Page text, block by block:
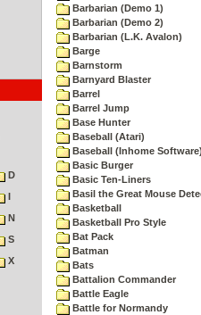
D
I
N
S
X
Barbarian (Demo 1)
Barbarian (Demo 2)
Barbarian (L.K. Avalon)
Barge
Barnstorm
Barnyard Blaster
Barrel
Barrel Jump
Base Hunter
Baseball (Atari)
Baseball (Inhome
Basic Burger
Basic Ten-Liners
Basil the Great Mouse
Basketball
Basketball Pro Style
Bat Pack
Batman
Bats
Battalion Commander
Battle Eagle
Battle for Normandy